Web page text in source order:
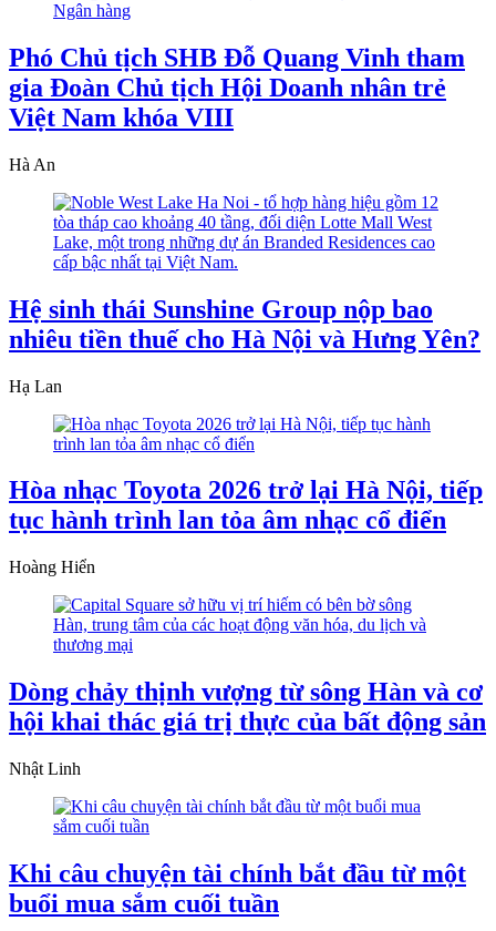
Phó Chủ tịch SHB Đỗ Quang Vinh tham
gia Đoàn Chủ tịch Hội Doanh nhân trẻ
Việt Nam khóa VIII
Hà An
Hệ sinh thái Sunshine Group nộp bao
nhiêu tiền thuế cho Hà Nội và Hưng Yên?
Hạ Lan
Hòa nhạc Toyota 2026 trở lại Hà Nội, tiếp
tục hành trình lan tỏa âm nhạc cổ điển
Hoàng Hiển
Dòng chảy thịnh vượng từ sông Hàn và cơ
hội khai thác giá trị thực của bất động sản
Nhật Linh
Khi câu chuyện tài chính bắt đầu từ một
buổi mua sắm cuối tuần